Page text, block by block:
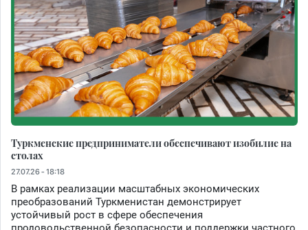
Туркменские предприниматели обеспечивают изобилие на
столах
27.07.26 - 18:18
В рамках реализации масштабных экономических
преобразований Туркменистан демонстрирует
устойчивый рост в сфере обеспечения